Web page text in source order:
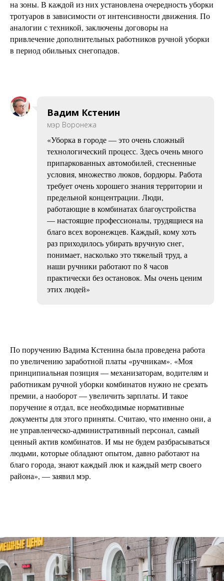
на зоны. В каждой из них установлена очередность уборки
тротуаров в зависимости от интенсивности движения. По
аналогии с техникой, заключены договоры на
привлечение дополнительных работников ручной уборки
в период обильных снегопадов.
Вадим Кстенин
мэр Воронежа
«Уборка в городе — это очень сложный
технологический процесс. Здесь очень много
припаркованных автомобилей, стесненные
условия, множество люков, бордюры. Работа
требует очень хорошего знания территории и
предельной концентрации. Люди,
работающие в комбинатах благоустройства
— настоящие профессионалы, трудящиеся на
благо всех воронежцев. Каждый, кому хоть
раз приходилось убирать вручную снег,
понимает, насколько это тяжелый труд, а
наши ручники работают по 8 часов
практически без остановок. Мы очень ценим
этих людей»
По поручению Вадима Кстенина была проведена работа
по увеличению заработной платы «ручникам». «Моя
принципиальная позиция — механизаторам, водителям и
работникам ручной уборки комбинатов нужно не срезать
премии, а наоборот — увеличить зарплаты. И такое
поручение я отдал, все необходимые нормативные
документы для этого приняты. Считаю, что именно они, а
не управленческо-административный персонал, самый
ценный актив комбинатов. И мы не будем разбрасываться
людьми, которые обладают опытом, давно работают на
благо города, знают каждый люк и каждый метр своего
района», — заявил мэр.